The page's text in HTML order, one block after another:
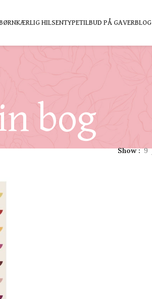
KÆRLIG HILSENTYPETILBUD PÅ GAVERBLOG
bog
Show 9